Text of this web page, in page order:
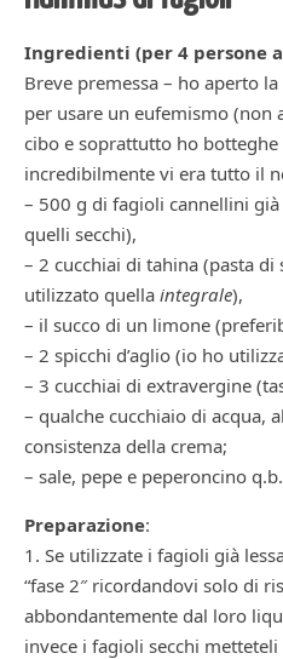
Ingredienti (per 4 persone
Breve premessa – ho aperto
per usare un eufemismo (non
cibo e soprattutto ho botteghe
incredibilmente vi era tutto il
– 500 g di fagioli cannellini
quelli secchi),
– 2 cucchiai di tahina (pasta
utilizzato quella integrale),
– il succo di un limone
– 2 spicchi d’aglio (io ho
– 3 cucchiai di extravergine
– qualche cucchiaio di acqua,
consistenza della crema;
– sale, pepe e peperoncino q.b.
Preparazione:
1. Se utilizzate i fagioli già
“fase 2″ ricordandovi solo di
abbondantemente dal loro
invece i fagioli secchi